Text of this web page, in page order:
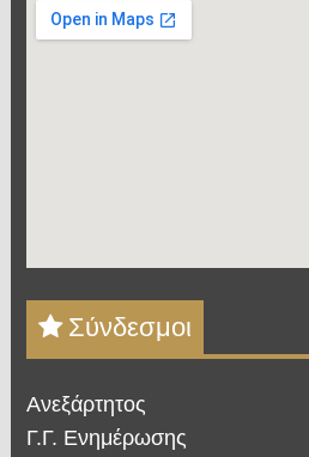
Σύνδεσμοι
Ανεξάρτητος
Γ.Γ. Ενημέρωσης